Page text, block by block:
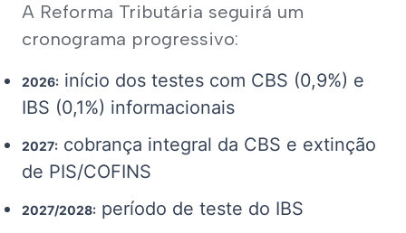
A Reforma Tributária seguirá um
cronograma progressivo:
2026: início dos testes com CBS (0,9%) e
IBS (0,1%) informacionais
2027: cobrança integral da CBS e extinção
de PIS/COFINS
2027/2028: período de teste do IBS